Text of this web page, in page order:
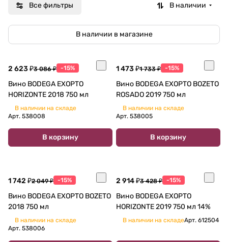
Все фильтры В наличии
В наличии в магазине
2 623 ₽3 086 ₽ -15%
Вино BODEGA EXOPTO
HORIZONTE 2018 750 мл
В наличии на складе
Арт. 538008
В корзину
1 473 ₽1 733 ₽ -15%
Вино BODEGA EXOPTO BOZETO
ROSADO 2019 750 мл
В наличии на складе
Арт. 538005
В корзину
1 742 ₽2 049 ₽ -15%
Вино BODEGA EXOPTO BOZETO
2018 750 мл
В наличии на складе
Арт. 538006
2 914 ₽3 428 ₽ -15%
Вино BODEGA EXOPTO
HORIZONTE 2019 750 мл 14%
В наличии на складеАрт. 612504